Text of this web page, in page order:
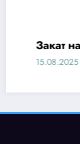
Закат
15.08.2025